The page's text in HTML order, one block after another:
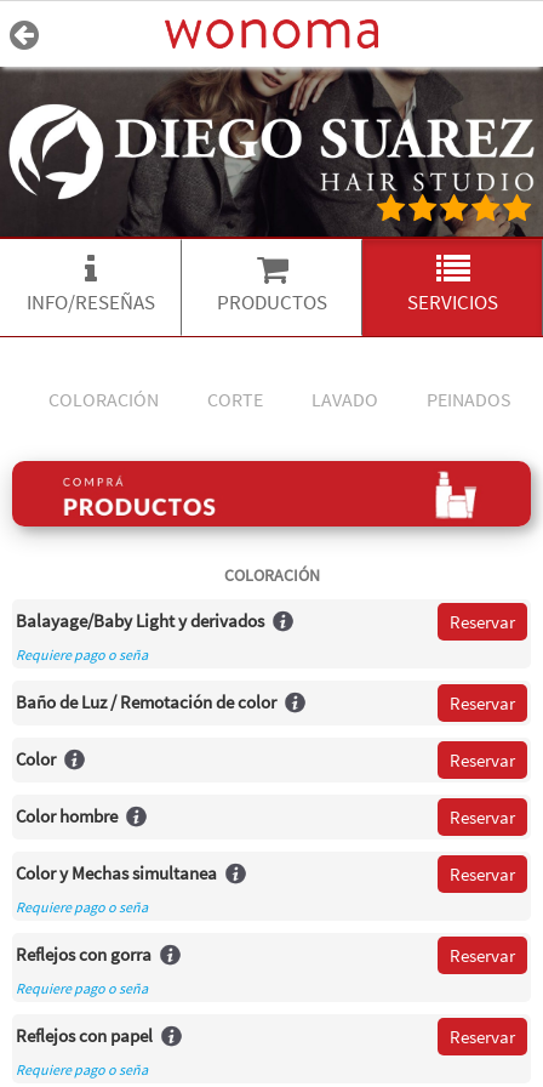
INFO/RESEÑAS PRODUCTOS SERVICIOS
COLORACIÓN CORTE LAVADO PEINADOS
COLORACIÓN
Balayage/Baby Light y derivados Reservar
Requiere pago o seña
Baño de Luz / Remotación de color Reservar
Color Reservar
Color hombre Reservar
Color y Mechas simultanea Reservar
Requiere pago o seña
Reflejos con gorra Reservar
Requiere pago o seña
Reflejos con papel Reservar
Requiere pago o seña